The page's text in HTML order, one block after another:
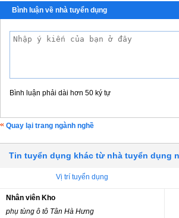
Bình luận về nhà tuyển dụng
Bình luận phải dài hơn 50 ký tự
Quay lại trang ngành nghề
Tin tuyển dụng khác từ nhà tuyển dụng
Vị trí tuyển dụng
Nhân viên Kho
phụ tùng ô tô Tân Hà Hưng